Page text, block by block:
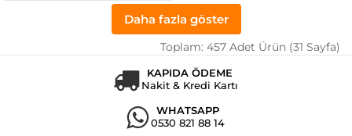
Daha fazla göster
Toplam: 457 Adet Ürün (31 Sayfa)
KAPIDA ÖDEME
Nakit & Kredi Kartı
WHATSAPP
0530 821 88 14